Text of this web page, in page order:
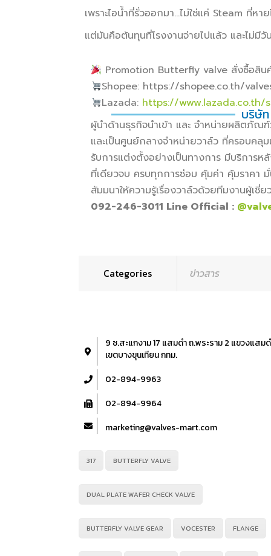
เพราะไอน้ำที่รั่วออกมา…ไม่ใช่แค่ Steam ที่หา
แต่มันคือต้นทุนที่โรงงานจ่ายไปแล้ว และไม่มี
Promotion Butterfly valve สั่งซื้อสิน
Shopee: https://shopee.co.th/
Lazada: https://www.lazada.co.th/
บริษั
ผู้นำด้านธุรกิจนำเข้า และ จำหน่ายผลิตภัณ
และเป็นศูนย์กลางจำหน่ายวาล์ว ที่ครอบคลุ
รับการแต่งตั้งอย่างเป็นทางการ มีบริการห
ที่เดียวจบ ครบทุกการซ่อม คุ้มค่า คุ้มราคา
สัมมนาให้ความรู้เรื่องวาล์วด้วยทีมงานผู้เชี่
092-246-3011 Line Official :
Categories ข่าวสาร
9 ซ.สะแกงาม 17 แสมดำ ถ.พระราม 2 แขวงแสม
เขตบางขุนเทียน กทม.
02-894-9963
02-894-9964
marketing@valves-mart.com
317 BUTTERFLY VALVE
DUAL PLATE WAFER CHECK VALVE
BUTTERFLY VALVE GEAR VOCESTER FLANGE